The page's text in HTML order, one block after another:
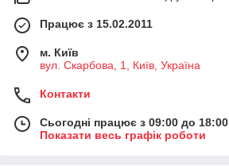
Працює з 15.02.2011
м. Київ
вул. Скарбова, 1, Київ, Україна
Контакти
Сьогодні працює з 09:00 до 18:00
Показати весь графік роботи